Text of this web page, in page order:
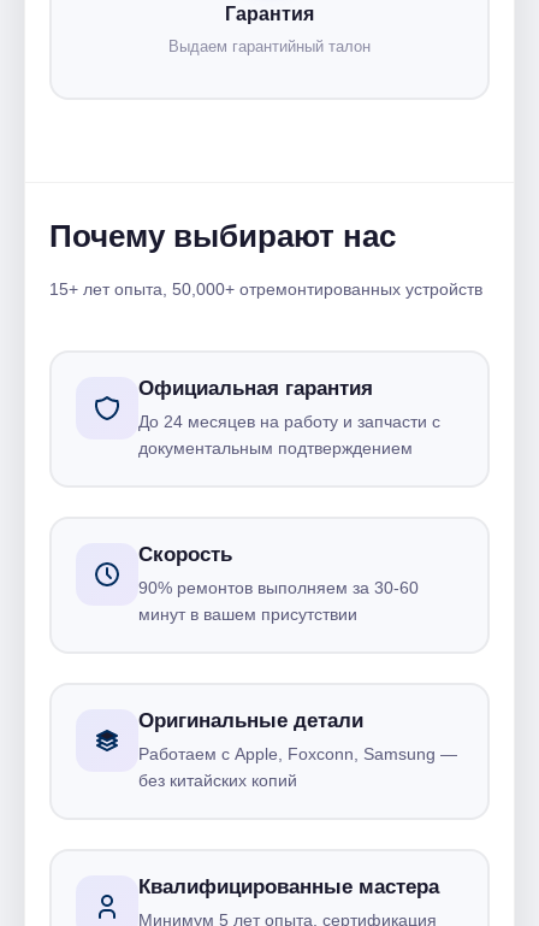
Гарантия
Выдаем гарантийный талон
Почему выбирают нас
15+ лет опыта, 50,000+ отремонтированных устройств
Официальная гарантия
До 24 месяцев на работу и запчасти с
документальным подтверждением
Скорость
90% ремонтов выполняем за 30-60
минут в вашем присутствии
Оригинальные детали
Работаем с Apple, Foxconn, Samsung —
без китайских копий
Квалифицированные мастера
Минимум 5 лет опыта, сертификация